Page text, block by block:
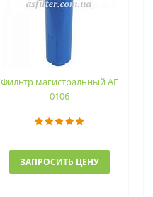
Фильтр магистральный AF
0106
ЗАПРОСИТЬ ЦЕНУ